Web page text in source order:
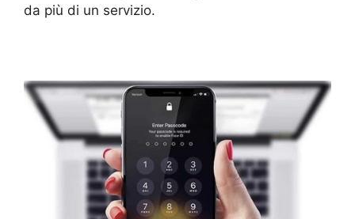
da più di un servizio.